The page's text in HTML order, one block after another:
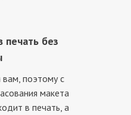
печать без
поэтому с
макета
в печать, а